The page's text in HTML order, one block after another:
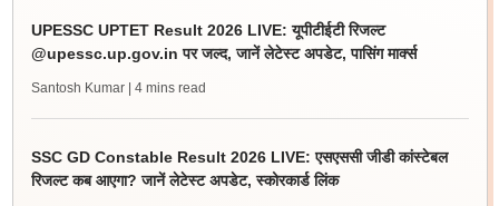
UPESSC UPTET Result 2026 LIVE: यूपीटीईटी रिजल्ट
@upessc.up.gov.in पर जल्द, जानें लेटेस्ट अपडेट, पासिंग मार्क्स
Santosh Kumar | 4 mins read
SSC GD Constable Result 2026 LIVE: एसएससी जीडी कांस्टेबल
रिजल्ट कब आएगा? जानें लेटेस्ट अपडेट, स्कोरकार्ड लिंक